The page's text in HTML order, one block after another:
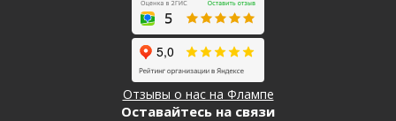
Отзывы о нас на Флампе
Оставайтесь на связи